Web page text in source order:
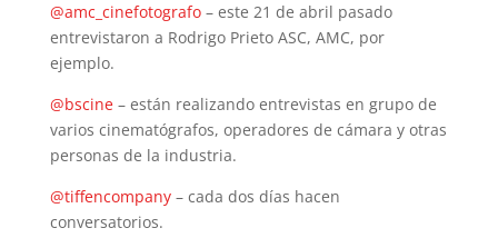
@amc_cinefotografo– este 21 de abril pasado
entrevistaron a Rodrigo Prieto ASC, AMC, por
ejemplo.
@bscine– están realizando entrevistas en grupo de
varios cinematógrafos, operadores de cámara y otras
personas de la industria.
@tiffencompany– cada dos días hacen
conversatorios.